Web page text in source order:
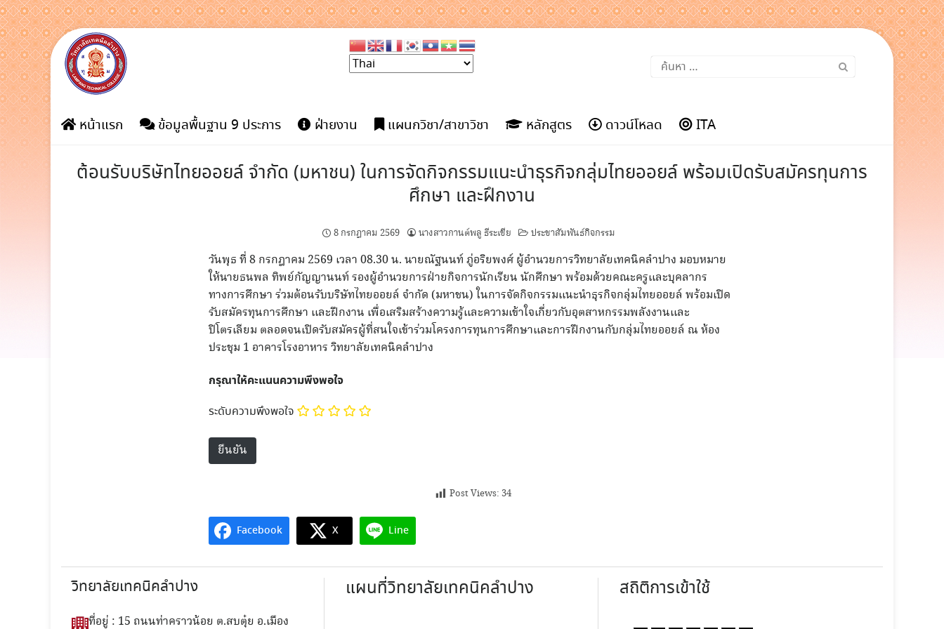
Skip
to
content
ค้นหา
สำหรับ:
หน้าแรก ข้อมูลพื้นฐาน 9 ประการ ฝ่ายงาน แผนกวิชา/สาขาวิชา หลักสูตร ดาวน์โหลด ITA
ต้อนรับบริษัทไทยออยล์ จำกัด (มหาชน) ในการจัดกิจกรรมแนะนำธุรกิจกลุ่มไทยออยล์ พร้อมเปิดรับสมัครทุนการ
ศึกษา และฝึกงาน
8 กรกฎาคม 2569 นางสาวกานต์พลู ธีระเชีย ประชาสัมพันธ์กิจกรรม
วันพุธ ที่ 8 กรกฎาคม 2569 เวลา 08.30 น. นายณัฐนนท์ ภู่อริยพงศ์ ผู้อำนวยการวิทยาลัยเทคนิคลำปาง มอบหมาย
ให้นายธนพล ทิพย์กัญญานนท์ รองผู้อำนวยการฝ่ายกิจการนักเรียน นักศึกษา พร้อมด้วยคณะครูและบุคลากร
ทางการศึกษา ร่วมต้อนรับบริษัทไทยออยล์ จำกัด (มหาชน) ในการจัดกิจกรรมแนะนำธุรกิจกลุ่มไทยออยล์ พร้อมเปิด
รับสมัครทุนการศึกษา และฝึกงาน เพื่อเสริมสร้างความรู้และความเข้าใจเกี่ยวกับอุตสาหกรรมพลังงานและ
ปิโตรเลียม ตลอดจนเปิดรับสมัครผู้ที่สนใจเข้าร่วมโครงการทุนการศึกษาและการฝึกงานกับกลุ่มไทยออยล์ ณ ห้อง
ประชุม 1 อาคารโรงอาหาร วิทยาลัยเทคนิคลำปาง
กรุณาให้คะแนนความพึงพอใจ
ระดับความพึงพอใจ
Post Views: 34
Facebook X Line
วิทยาลัยเทคนิคลำปาง
ที่อยู่ : 15 ถนนท่าคราวน้อย ต.สบตุ๋ย อ.เมือง
แผนที่วิทยาลัยเทคนิคลำปาง สถิติการเข้าใช้